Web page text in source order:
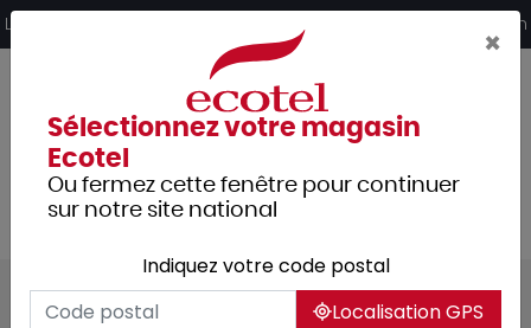
Livraison offerte dès 249€ HT d’achat et retrait 2h en magasin
Torchons :4 article(s)
×
Sélectionnez votre magasin
Ecotel
Ou fermez cette fenêtre pour continuer
sur notre site national
Indiquez votre code postal
Localisation GPS
Panneau de gestion des cookies